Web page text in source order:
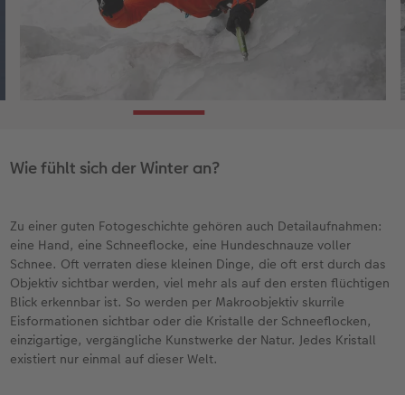
Wie fühlt sich der Winter an?
Zu einer guten Fotogeschichte gehören auch Detailaufnahmen:
eine Hand, eine Schneeflocke, eine Hundeschnauze voller
Schnee. Oft verraten diese kleinen Dinge, die oft erst durch das
Objektiv sichtbar werden, viel mehr als auf den ersten flüchtigen
Blick erkennbar ist. So werden per Makroobjektiv skurrile
Eisformationen sichtbar oder die Kristalle der Schneeflocken,
einzigartige, vergängliche Kunstwerke der Natur. Jedes Kristall
existiert nur einmal auf dieser Welt.